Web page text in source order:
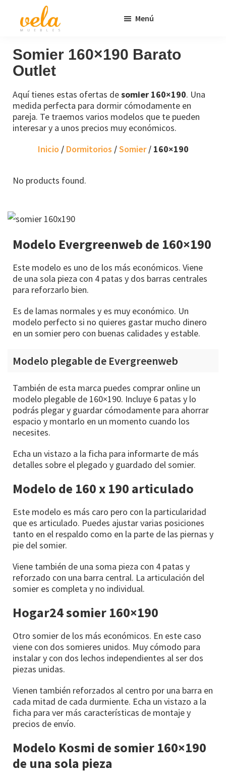
principal
página
Muebles
Baratos
Online
Outlet
Menú
Somier 160×190 Barato
Outlet
Aquí tienes estas ofertas desomier 160×190. Una
medida perfecta para dormir cómodamente en
pareja. Te traemos varios modelos que te pueden
interesar y a unos precios muy económicos.
Inicio / Dormitorios /Somier/ 160×190
No products found.
Modelo Evergreenweb de 160×190
Este modelo es uno de los más económicos. Viene
de una sola pieza con 4 patas y dos barras centrales
para reforzarlo bien.
Es de lamas normales y es muy económico. Un
modelo perfecto si no quieres gastar mucho dinero
en un somier pero con buenas calidades y estable.
Modelo plegable de Evergreenweb
También de esta marca puedes comprar online un
modelo plegable de 160×190. Incluye 6 patas y lo
podrás plegar y guardar cómodamente para ahorrar
espacio y montarlo en un momento cuando los
necesites.
Echa un vistazo a la ficha para informarte de más
detalles sobre el plegado y guardado del somier.
Modelo de 160 x 190 articulado
Este modelo es más caro pero con la particularidad
que es articulado. Puedes ajustar varias posiciones
tanto en el respaldo como en la parte de las piernas y
pie del somier.
Viene también de una soma pieza con 4 patas y
reforzado con una barra central. La articulación del
somier es completa y no individual.
Hogar24 somier 160×190
Otro somier de los más económicos. En este caso
viene con dos somieres unidos. Muy cómodo para
instalar y con dos lechos independientes al ser dos
piezas unidas.
Vienen también reforzados al centro por una barra en
cada mitad de cada durmiente. Echa un vistazo a la
ficha para ver más características de montaje y
precios de envío.
Modelo Kosmi de somier 160×190
de una sola pieza